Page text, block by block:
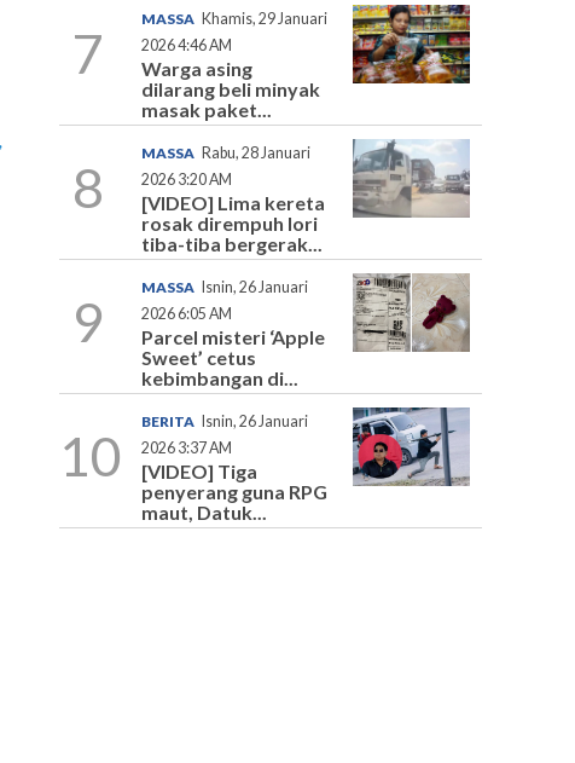
7
MASSA Khamis, 29 Januari
2026 4:46 AM
Warga asing
dilarang beli minyak
masak paket...
8
MASSA Rabu, 28 Januari
2026 3:20 AM
[VIDEO] Lima kereta
rosak dirempuh lori
tiba-tiba bergerak...
9
MASSA
Isnin, 26 Januari
2026 6:05 AM
Parcel misteri ‘Apple
Sweet’ cetus
kebimbangan di...
10
BERITA
Isnin, 26 Januari
2026 3:37 AM
[VIDEO] Tiga
penyerang guna RPG
maut, Datuk...